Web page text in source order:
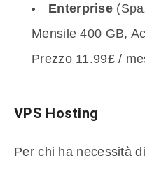
Enterprise
Mensile 400 GB,
Prezzo 11.99£ /
VPS Hosting
Per chi ha necessità